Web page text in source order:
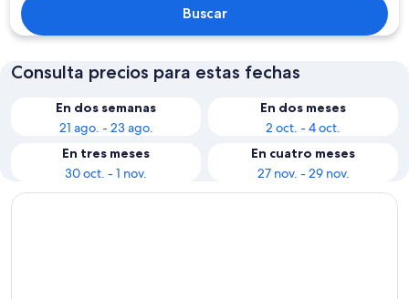
Buscar
Consulta precios para estas fechas
En dos semanas
21 ago. - 23 ago.
En dos meses
2 oct. - 4 oct.
En tres meses
30 oct. - 1 nov.
En cuatro meses
27 nov. - 29 nov.